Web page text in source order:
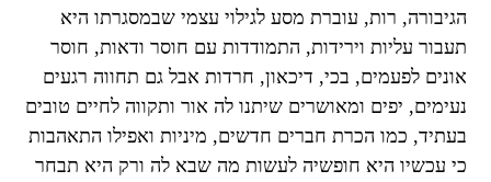
הגיבורה, רות, עוברת מסע לגילוי עצמי שבמסגרתו היא
תעבור עליות וירידות, התמודדות עם חוסר ודאות, חוסר
אונים לפעמים, בכי, דיכאון, חרדות אבל גם תחווה רגעים
נעימים, יפים ומאושרים שיתנו לה אור ותקווה לחיים טובים
בעתיד, כמו הכרת חברים חדשים, מיניות ואפילו התאהבות
כי עכשיו היא חופשיה לעשות מה שבא לה ורק היא תבחר